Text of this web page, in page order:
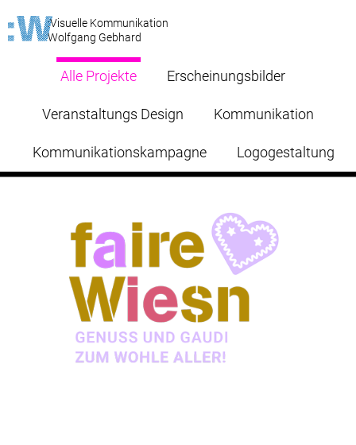
:Visuelle Kommunikation
Wolfgang Gebhard
Alle Projekte Erscheinungsbilder
Veranstaltungs Design Kommunikation
Kommunikationskampagne Logogestaltung